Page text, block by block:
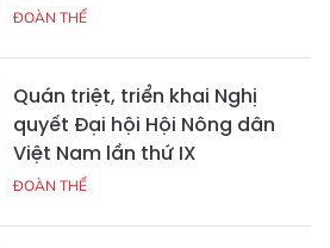
ĐOÀN THỂ
Quán triệt, triển khai Nghị
quyết Đại hội Hội Nông dân
Việt Nam lần thứ IX
ĐOÀN THỂ